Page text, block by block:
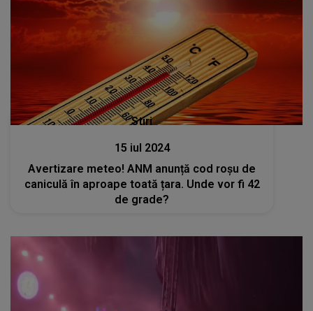
Stiri
15 iul 2024
Avertizare meteo! ANM anunță cod roșu de
caniculă în aproape toată țara. Unde vor fi 42
de grade?